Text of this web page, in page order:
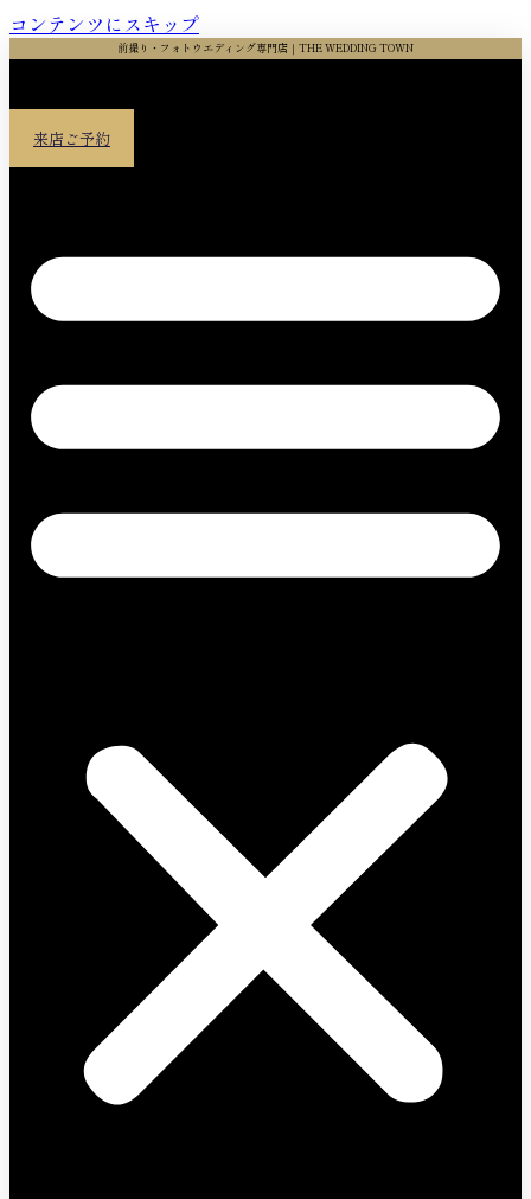
コンテンツにスキップ
前撮り・フォトウエディング専門店｜THE WEDDING TOWN
来店ご予約